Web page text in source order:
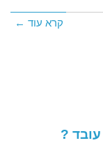
קרא עוד ←
?